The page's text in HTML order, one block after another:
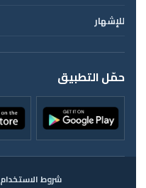
للإشهار
حمّل التطبيق
شروط الاستخدام